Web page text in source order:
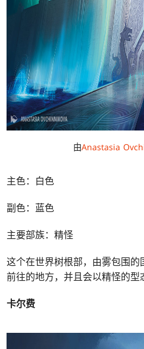
由Anastasia
主色：白色
副色：蓝色
主要部族：精怪
这个在世界树根部，由雾包围
前往的地方，并且会以精怪的型
卡尔费